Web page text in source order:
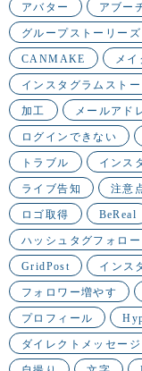
アバター アブー
グループストーリーズ
CANMAKE メイ
インスタグラムストー
加工 メールアド
ログインできない
トラブル インス
ライブ告知 注意
ロゴ取得 BeReal
ハッシュタグフォロー
GridPost インス
フォロワー増やす
プロフィール
ダイレクトメッセージ